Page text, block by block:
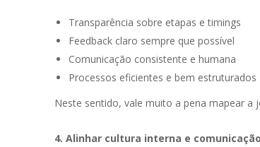
Transparência sobre etapas e timings
Feedback claro sempre que possível
Comunicação consistente e humana
Processos eficientes e bem estruturados
Neste sentido, vale muito a pena mapear
4. Alinhar cultura interna e